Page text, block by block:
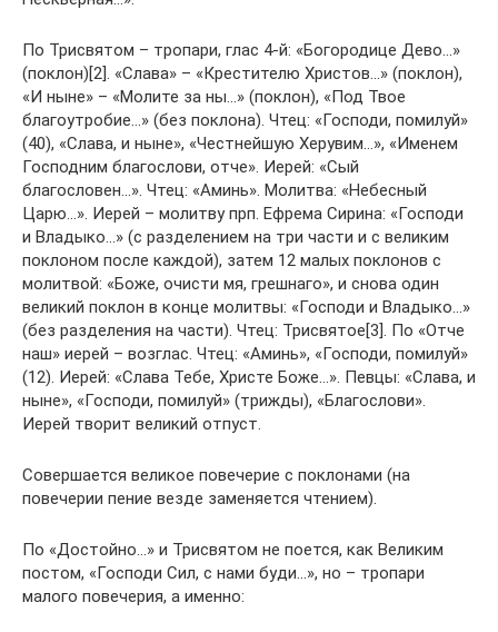
По Трисвятом – тропари, глас 4-й: «Богородице Дево…»
(поклон)[2]. «Слава» – «Крестителю Христов…» (поклон),
«И ныне» – «Молите за ны…» (поклон), «Под Твое
благоутробие…» (без поклона). Чтец: «Господи, помилуй»
(40), «Слава, и ныне», «Честнейшую Херувим…», «Именем
Господним благослови, отче». Иерей: «Сый
благословен…». Чтец: «Аминь». Молитва: «Небесный
Царю…». Иерей – молитву прп. Ефрема Сирина: «Господи
и Владыко…» (с разделением на три части и с великим
поклоном после каждой), затем 12 малых поклонов с
молитвой: «Боже, очисти мя, грешнаго», и снова один
великий поклон в конце молитвы: «Господи и Владыко…»
(без разделения на части). Чтец: Трисвятое[3]. По «Отче
наш» иерей – возглас. Чтец: «Аминь», «Господи, помилуй»
(12). Иерей: «Слава Тебе, Христе Боже…». Певцы: «Слава, и
ныне», «Господи, помилуй» (трижды), «Благослови».
Иерей творит великий отпуст.
Совершается великое повечерие с поклонами (на
повечерии пение везде заменяется чтением).
По «Достойно…» и Трисвятом не поется, как Великим
постом, «Господи Сил, с нами буди…», но – тропари
малого повечерия, а именно: